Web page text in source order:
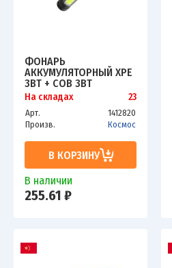
ФОНАРЬ
АККУМУЛЯТОРНЫЙ XPE
3ВТ + COB 3ВТ
ЛИТИЕВЫЙ АККУМ.
600МА.Ч MICRO USB
ШНУР КОСМОС
KOCAC1011LITH
На складах 23
Арт.
1412820
Произв.
Космос
В КОРЗИНУ
В наличии
255.61 ₽